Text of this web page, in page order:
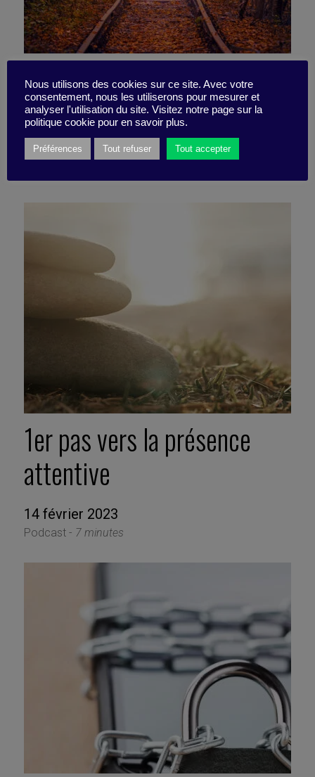
Comment vous concentrer
– Vraiment ??
17 avril 2023
1er pas vers la présence
attentive
14 février 2023
Podcast - 7 minutes
Nous utilisons des cookies sur ce site. Avec votre
consentement, nous les utiliserons pour mesurer et
analyser l'utilisation du site. Visitez notre page sur la
politique cookie pour en savoir plus.
Préférences Tout refuser Tout accepter